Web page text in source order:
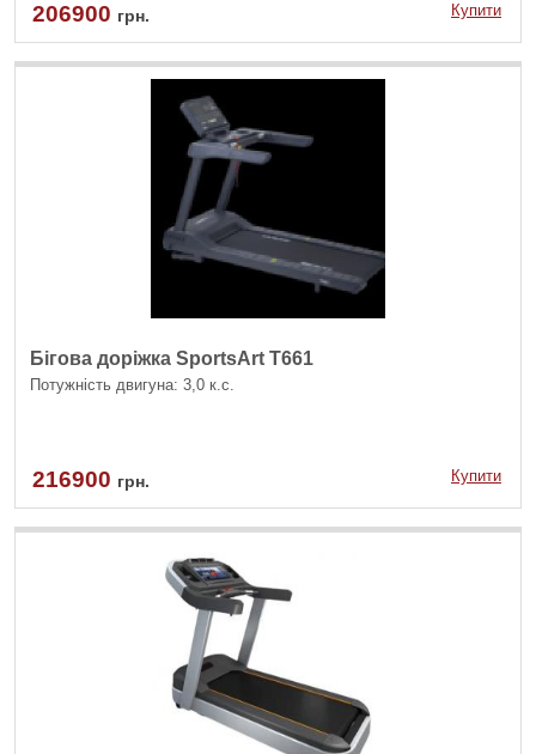
206900 грн. Купити
Бігова доріжка SportsArt T661
Потужність двигуна: 3,0 к.с.
216900 грн. Купити